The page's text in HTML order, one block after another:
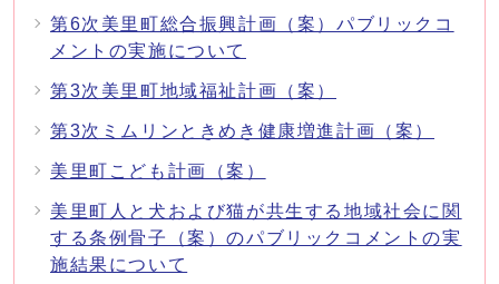
第6次美里町総合振興計画（案）パブリックコ
メントの実施について
第3次美里町地域福祉計画（案）
第3次ミムリンときめき健康増進計画（案）
美里町こども計画（案）
美里町人と犬および猫が共生する地域社会に関
する条例骨子（案）のパブリックコメントの実
施結果について